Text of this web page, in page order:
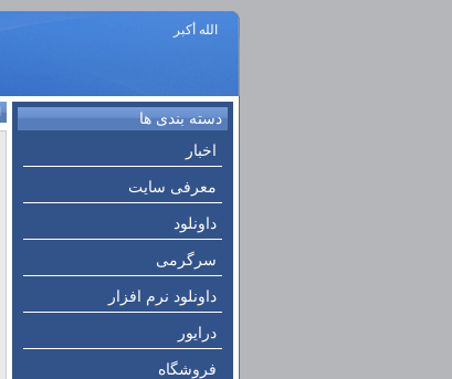
الله أكبر
دسته بندی ها
اخبار
معرفی سایت
داونلود
سرگرمی
داونلود نرم افزار
درایور
فروشگاه